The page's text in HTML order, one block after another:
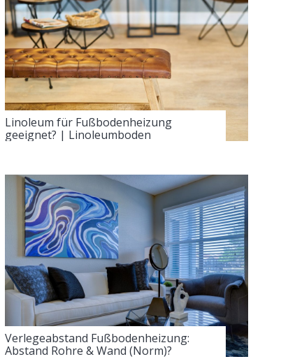
Linoleum für Fußbodenheizung
geeignet? | Linoleumboden
Verlegeabstand Fußbodenheizung:
Abstand Rohre & Wand (Norm)?